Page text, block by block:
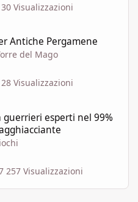
30 Visualizzazioni
Antiche Pergamene
del Mago
28 Visualizzazioni
esperti nel 99%
257 Visualizzazioni